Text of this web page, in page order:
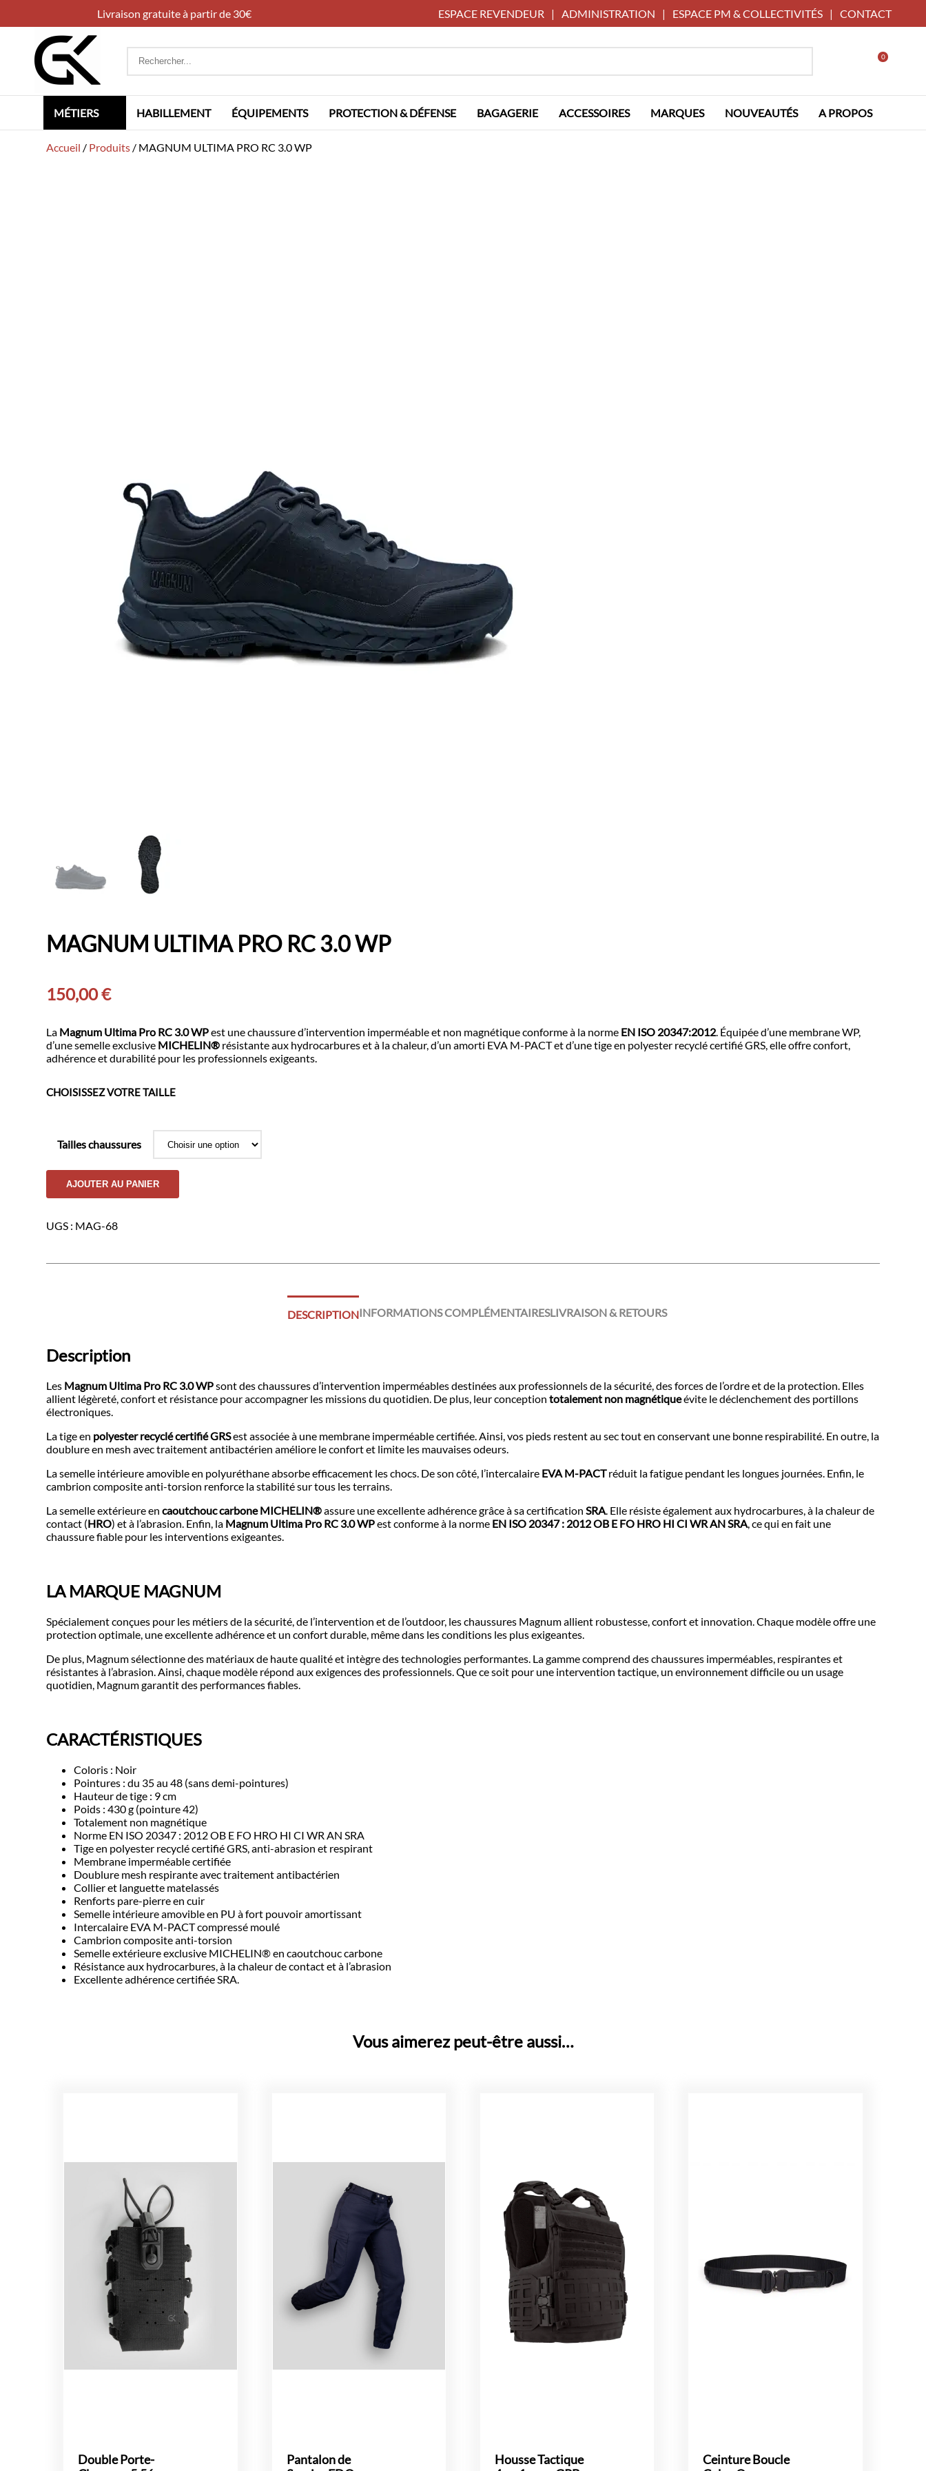
Livraison gratuite à partir de 30€ ESPACE REVENDEUR | ADMINISTRATION | ESPACE PM & COLLECTIVITÉS | CONTACT
Rechercher
0
MÉTIERS HABILLEMENT ÉQUIPEMENTS PROTECTION & DÉFENSE BAGAGERIE ACCESSOIRES MARQUES NOUVEAUTÉS A PROPOS
Accueil / Produits / MAGNUM ULTIMA PRO RC 3.0 WP
MAGNUM ULTIMA PRO RC 3.0 WP
150,00€
La Magnum Ultima Pro RC 3.0 WPest une chaussure d’intervention imperméable et non magnétique conforme à la norme EN ISO 20347:2012. Équipée d’une membrane WP,
d’une semelle exclusive MICHELIN® résistante aux hydrocarbures et à la chaleur, d’un amorti EVA M-PACT et d’une tige en polyester recyclé certifié GRS, elle offre confort,
adhérence et durabilité pour les professionnels exigeants.
CHOISISSEZ VOTRE TAILLE
Tailles chaussures
MAGNUM
PRO
WP
AJOUTER AU PANIER
UGS : MAG-68
DESCRIPTIONINFORMATIONS COMPLÉMENTAIRESLIVRAISON & RETOURS
Description
Les Magnum Ultima Pro RC 3.0 WPsont des chaussures d’intervention imperméables destinées aux professionnels de la sécurité, des forces de l’ordre et de la protection. Elles
allient légèreté, confort et résistance pour accompagner les missions du quotidien. De plus, leur conceptiontotalement non magnétiqueévite le déclenchement des portillons
électroniques.
La tige en polyester recyclé certifié GRSest associée à une membrane imperméablecertifiée. Ainsi, vos pieds restent au sec tout en conservant une bonne respirabilité. En outre, la
doublure en mesh avec traitement antibactérien améliore le confort et limite les mauvaisesodeurs.
La semelle intérieureamovible en polyuréthane absorbeefficacement les chocs. De son côté, l’intercalaire EVA M-PACTréduit la fatigue pendant les longues journées. Enfin, le
cambrion composite anti-torsion renforce la stabilité sur tous les terrains.
La semelleextérieure encaoutchouc carbone MICHELIN®assure une excellente adhérencegrâce à sa certificationSRA. Elle résiste égalementaux hydrocarbures, à la chaleur de
contact (HRO) et à l’abrasion. Enfin, la Magnum Ultima Pro RC 3.0 WPest conforme à la norme EN ISO 20347: 2012 OB E FO HRO HI CI WR AN SRA, ce qui en fait une
chaussure fiable pour les interventions exigeantes.
LA MARQUE MAGNUM
Spécialement conçues pour les métiers de la sécurité, de l’intervention et de l’outdoor, les chaussures Magnum allient robustesse, confort et innovation. Chaque modèle offre une
protection optimale, une excellente adhérence et un confort durable, même dans les conditions les plus exigeantes.
De plus, Magnum sélectionne des matériaux de haute qualité et intègre des technologies performantes. La gamme comprend des chaussures imperméables, respirantes et
résistantes à l’abrasion. Ainsi, chaque modèle répond aux exigences des professionnels. Que ce soit pour une intervention tactique, un environnement difficile ou un usage
quotidien, Magnum garantit des performances fiables.
CARACTÉRISTIQUES
Coloris : Noir
Pointures : du 35 au 48 (sans demi-pointures)
Hauteur de tige : 9 cm
Poids : 430 g (pointure 42)
Totalement non magnétique
Norme EN ISO 20347 : 2012 OB E FO HRO HI CI WR AN SRA
Tige en polyester recyclé certifié GRS, anti-abrasion et respirant
Membrane imperméable certifiée
Doublure mesh respirante avec traitement antibactérien
Collier et languette matelassés
Renforts pare-pierre en cuir
Semelle intérieure amovible en PU à fort pouvoir amortissant
Intercalaire EVA M-PACT compressé moulé
Cambrion composite anti-torsion
Semelle extérieure exclusive MICHELIN® en caoutchouc carbone
Résistance aux hydrocarbures, à la chaleur de contact et à l’abrasion
Excellente adhérence certifiée SRA.
Vous aimerez peut-être aussi…
Double Porte-
Pantalon de
Housse Tactique
Ceinture Boucle